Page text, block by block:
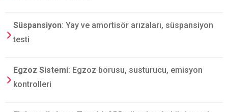
Süspansiyon: Yay ve amortisör arızaları, süspansiyon
testi
Egzoz Sistemi: Egzoz borusu, susturucu, emisyon
kontrolleri